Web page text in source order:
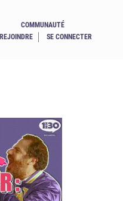
COMMUNAUTÉ
REJOINDRE
SE CONNECTER